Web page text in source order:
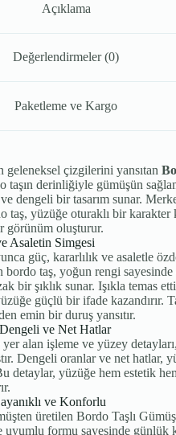
Açıklama
Değerlendirmeler (0)
Paketleme ve Kargo
çizgilerini yansıtan
taşın derinliğiyle gümüşün
dengeli bir tasarım sunar.
taş, yüzüğe oturaklı bir karakter
görünüm oluşturur.
Asaletin Simgesi
güç, kararlılık ve asaletle
bordo taş, yoğun rengi
bir şıklık sunar. Işıkla temas
güçlü bir ifade kazandırır.
emin bir duruş yansıtır.
ve Net Hatlar
alan işleme ve yüzey
Dengeli oranlar ve net hatlar,
detaylar, yüzüğe hem estetik
ve Konforlu
üretilen Bordo Taşlı
uyumlu formu sayesinde günlük